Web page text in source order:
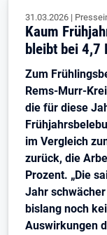
31.03.2026 |
Kaum
bleibt bei 4,7
Zum
Rems-Murr-
die für diese
im Vergleich
zurück, die
Prozent. „Die
Jahr
bislang noch
Auswirkungen